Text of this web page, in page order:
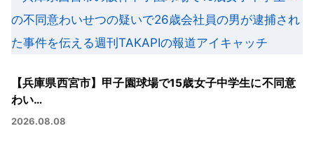
【兵庫県西宮市】甲子園球場で15歳女子中学生に不同意
わい…
2026.08.08